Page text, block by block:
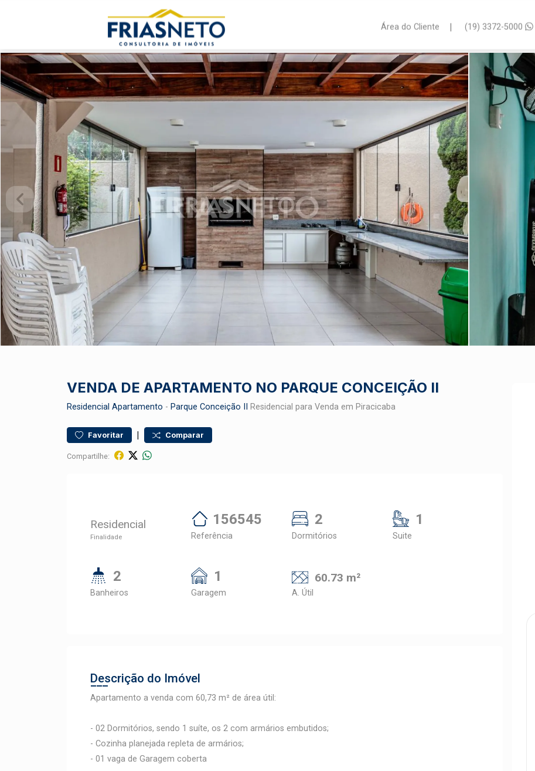
Área do Cliente | (19) 3372-5000
VENDA DE APARTAMENTO NO PARQUE CONCEIÇÃO II
Residencial Apartamento - Parque Conceição II Residencial para Venda em Piracicaba
Favoritar | Comparar
Compartilhe:
Residencial
Finalidade
156545
Referência
2
Dormitórios
1
Suite
2
Banheiros
1
Garagem
60.73 m²
A. Útil
Descrição do Imóvel
Apartamento a venda com 60,73 m² de área útil:
- 02 Dormitórios, sendo 1 suíte, os 2 com armários embutidos;
- Cozinha planejada repleta de armários;
- 01 vaga de Garagem coberta